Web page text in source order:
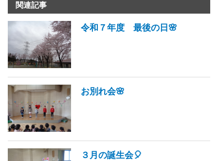
関連記事
令和７年度 最後の日🌸
お別れ会🌸
３月の誕生会🎈